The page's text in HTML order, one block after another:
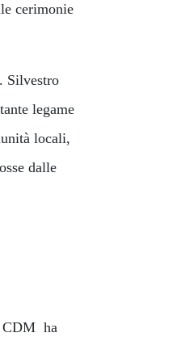
cerimonie
Silvestro
legame
locali,
dalle
CDM ha